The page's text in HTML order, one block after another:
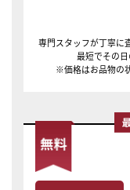
専門スタッフが丁寧に
最短でその日
※価格はお品物の